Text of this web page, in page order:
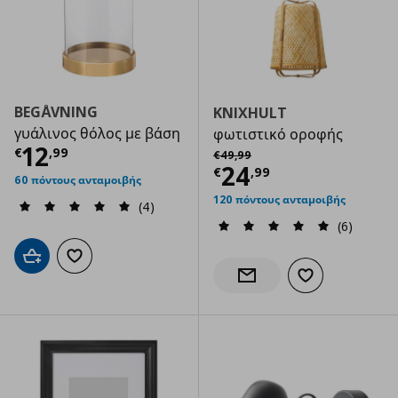
BEGÅVNING
γυάλινος θόλος με βάση
€12,99
Τρέχουσα τιμή € 12,99
60 πόντους ανταμοιβής
(4)
Προσθήκη στο καλάθι
Προσθήκη στα αγαπημένα
KNIXHULT
φωτιστικό οροφής
€49,99
Αρχική τιμή
€24,99
Τρέχουσα
120 πόντους ανταμοιβής
(6)
Ενημέρωση διαθεσιμότητας
Προσθήκη στα